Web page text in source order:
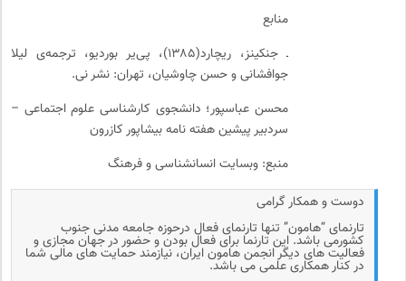
منابع
ـ جنکینز، ریچارد(۱۳۸۵)، پی‌یر بوردیو، ترجمه‌ی لیلا
جوافشانی و حسن چاوشیان، تهران: نشر نی.
محسن عباسپور؛ دانشجوی کارشناسی علوم اجتماعی –
سردبیر پیشین هفته نامه بیشاپور کازرون
منبع: وبسایت انسانشناسی و فرهنگ
دوست و همکار گرامی
تارنمای “هامون” تنها تارنمای فعال درحوزه جامعه مدنی جنوب
کشورمی باشد. این تارنما برای فعال بودن و حضور در جهان مجازی و
فعالیت های دیگر انجمن هامون ایران، نیازمند حمایت های مالی شما
در کنار همکاری علمی می باشد.